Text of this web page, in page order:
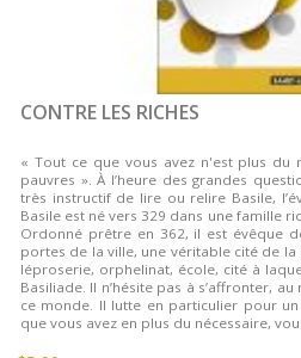
CONTRE LES RICHES
« Tout ce que vous avez n'est plus du
pauvres ». À l’heure des grandes
très instructif de lire ou relire Basile,
Basile est né vers 329 dans une famille
Ordonné prêtre en 362, il est évêque
portes de la ville, une véritable cité de
léproserie, orphelinat, école, cité à
Basiliade. Il n’hésite pas à s’affronter,
ce monde. Il lutte en particulier pour
que vous avez en plus du nécessaire,